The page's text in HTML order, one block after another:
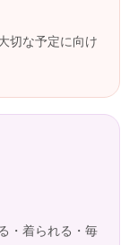
切な予定に向け
・着られる・毎